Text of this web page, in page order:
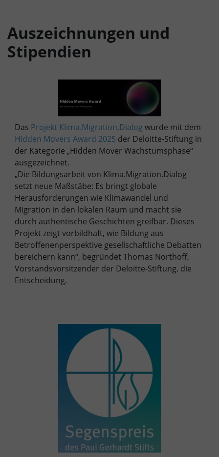
Auszeichnungen und
Stipendien
Das Projekt Klima.Migration.Dialog wurde mit dem
Hidden Movers Award 2025 der Deloitte-Stiftung in
der Kategorie „Hidden Mover Wachstumsphase“
ausgezeichnet.
„Die Bildungsarbeit von Klima.Migration.Dialog
setzt neue Maßstäbe: Es bringt globale
Herausforderungen wie Klimawandel und
Migration in den lokalen Raum und macht sie
durch authentische Geschichten greifbar. Dieses
Projekt zeigt vorbildhaft, wie Bildung aus
Betroffenenperspektive gesellschaftliche Debatten
bereichern kann“, begründet Thomas Northoff,
Vorstandsvorsitzender der Deloitte-Stiftung, die
Entscheidung.